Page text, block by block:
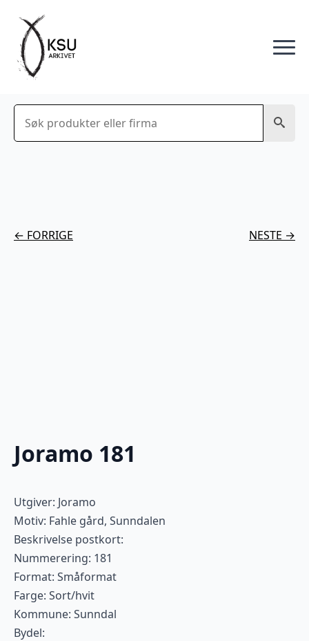
Søk
← FORRIGE NESTE →
Joramo 181
Utgiver: Joramo
Motiv: Fahle gård, Sunndalen
Beskrivelse postkort:
Nummerering: 181
Format: Småformat
Farge: Sort/hvit
Kommune: Sunndal
Bydel: